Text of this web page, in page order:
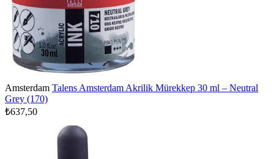
Amsterdam Talens Amsterdam Akrilik Mürekkep 30 ml – Neutral
Grey (170)
₺637,50